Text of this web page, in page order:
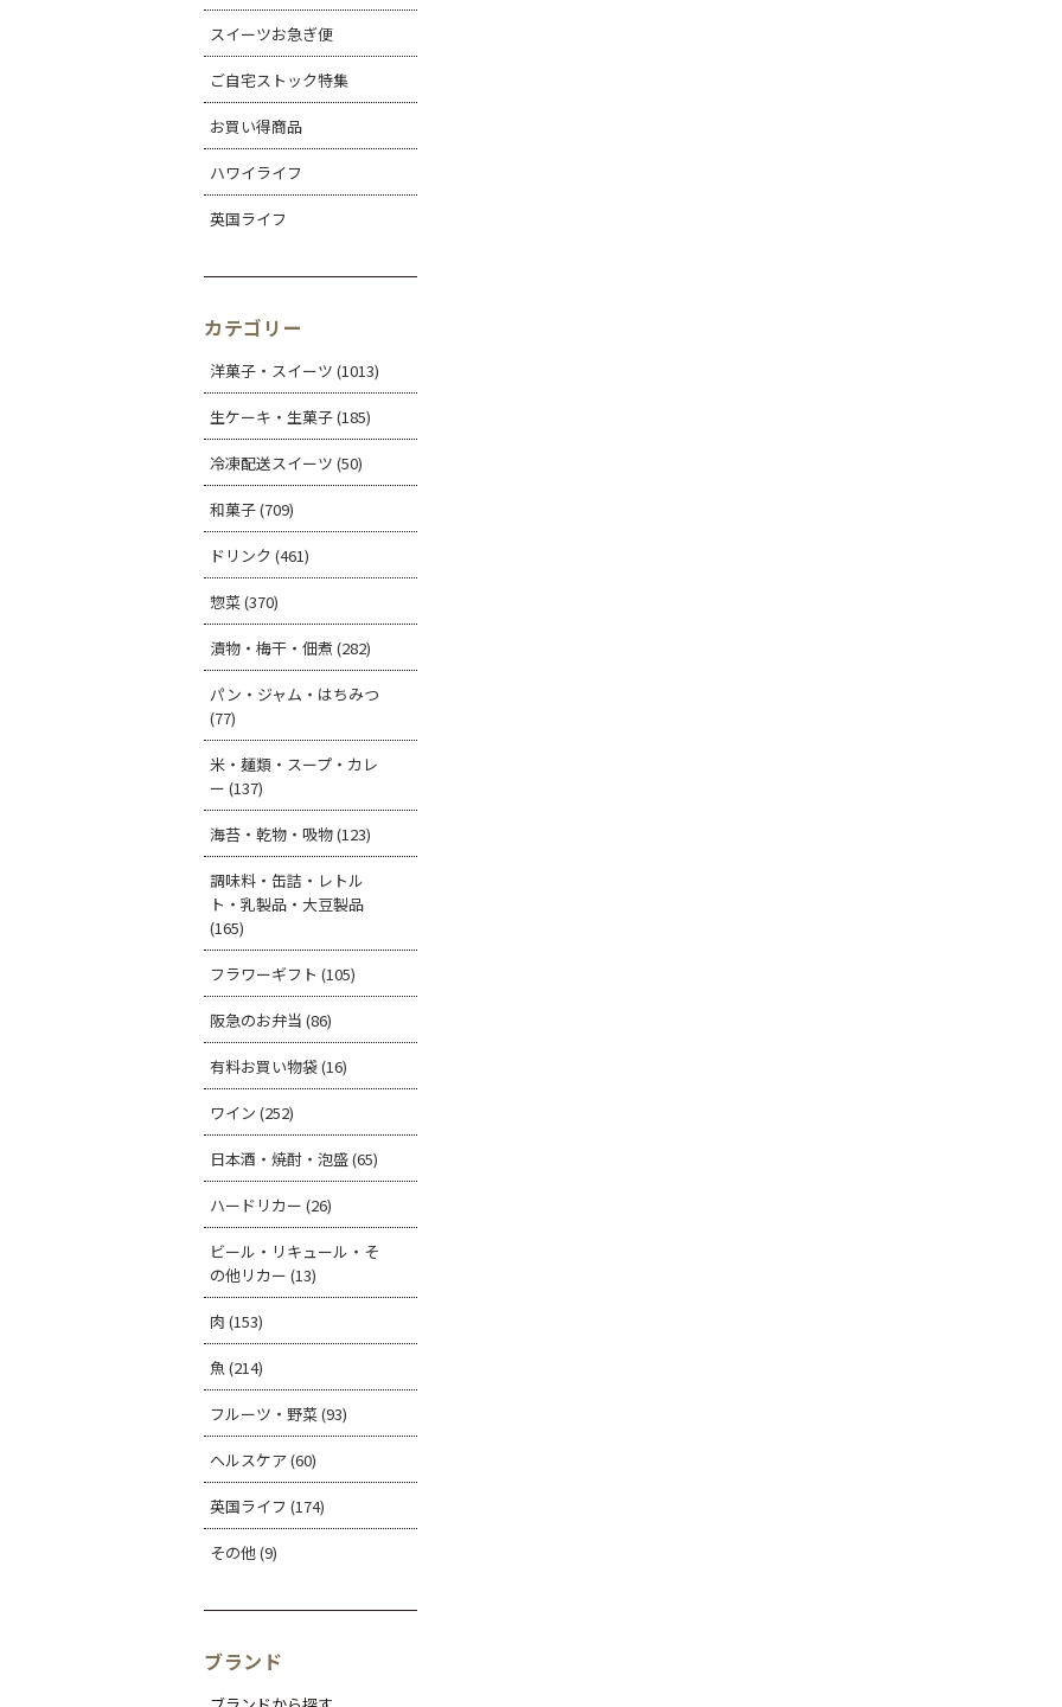
スイーツお急ぎ便
ご自宅ストック特集
お買い得商品
ハワイライフ
英国ライフ
カテゴリー
洋菓子・スイーツ (1013)
生ケーキ・生菓子 (185)
冷凍配送スイーツ (50)
和菓子 (709)
ドリンク (461)
惣菜 (370)
漬物・梅干・佃煮 (282)
パン・ジャム・はちみつ
(77)
米・麺類・スープ・カレ
ー (137)
海苔・乾物・吸物 (123)
調味料・缶詰・レトル
ト・乳製品・大豆製品
(165)
フラワーギフト (105)
阪急のお弁当 (86)
有料お買い物袋 (16)
ワイン (252)
日本酒・焼酎・泡盛 (65)
ハードリカー (26)
ビール・リキュール・そ
の他リカー (13)
肉 (153)
魚 (214)
フルーツ・野菜 (93)
ヘルスケア (60)
英国ライフ (174)
その他 (9)
ブランド